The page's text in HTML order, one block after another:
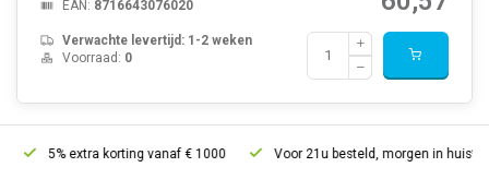
EAN: 8716643076020
Verwachte levertijd: 1-2 weken
Voorraad: 0
korting vanaf € 1000 Voor 21u besteld, morgen in huis* 30